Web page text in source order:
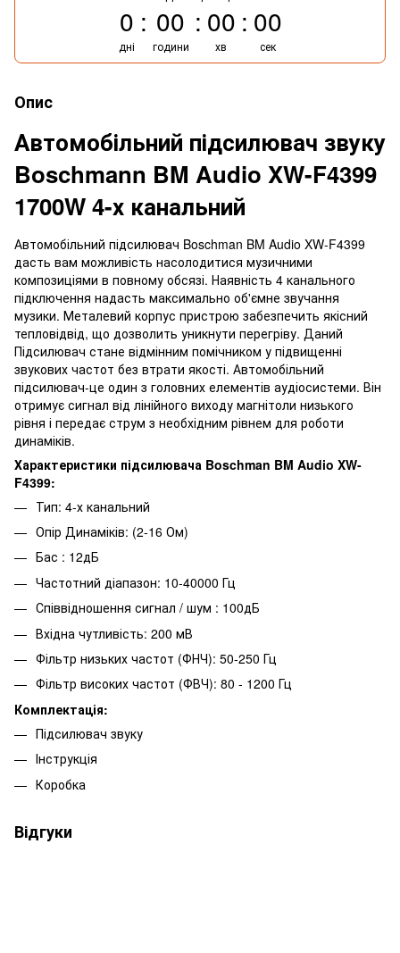
0
дні
00
години
00
хв
00
сек
Опис
Автомобільний підсилювач звуку
Boschmann BM Audio XW-F4399
1700W 4-х канальний
Автомобільний підсилювач Boschman BM Audio XW-F4399
дасть вам можливість насолодитися музичними
композиціями в повному обсязі. Наявність 4 канального
підключення надасть максимально об'ємне звучання
музики. Металевий корпус пристрою забезпечить якісний
тепловідвід, що дозволить уникнути перегріву. Даний
Підсилювач стане відмінним помічником у підвищенні
звукових частот без втрати якості. Автомобільний
підсилювач-це один з головних елементів аудіосистеми. Він
отримує сигнал від лінійного виходу магнітоли низького
рівня і передає струм з необхідним рівнем для роботи
динаміків.
Характеристики підсилювача Boschman BM Audio XW-
F4399:
Тип: 4-х канальний
Опір Динаміків: (2-16 Ом)
Бас : 12дБ
Частотний діапазон: 10-40000 Гц
Співвідношення сигнал / шум : 100дБ
Вхідна чутливість: 200 мВ
Фільтр низьких частот (ФНЧ): 50-250 Гц
Фільтр високих частот (ФВЧ): 80 - 1200 Гц
Комплектація:
Підсилювач звуку
Інструкція
Коробка
Відгуки